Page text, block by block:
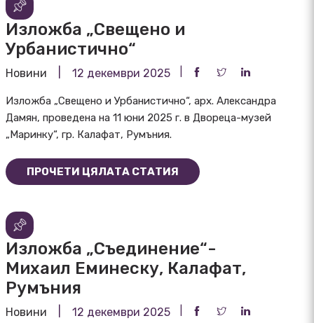
Изложба „Свещено и
Урбанистично“
Новини 12 декември 2025
Изложба „Свещено и Урбанистично“, арх. Александра
Дамян, проведена на 11 юни 2025 г. в Двореца-музей
„Маринку“, гр. Калафат, Румъния.
ПРОЧЕТИ ЦЯЛАТА СТАТИЯ
Изложба „Съединение“-
Михаил Еминеску, Калафат,
Румъния
Новини 12 декември 2025